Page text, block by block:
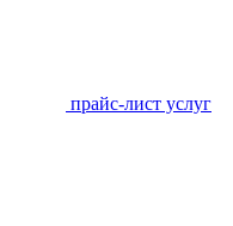
прайс-лист услуг